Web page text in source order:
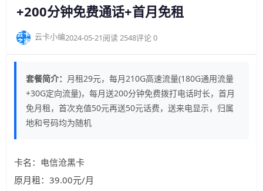
+200分钟免费通话+首月免租
云卡小编2024-05-21阅读 2548评论 0
套餐简介： 月租29元，每月210G高速流量(180G通用流量
+30G定向流量)，每月送200分钟免费拨打电话时长，首月
免月租，首次充值50元再送50元话费，送来电显示，归属
地和号码均为随机
卡名：电信沧黑卡
原月租：39.00元/月